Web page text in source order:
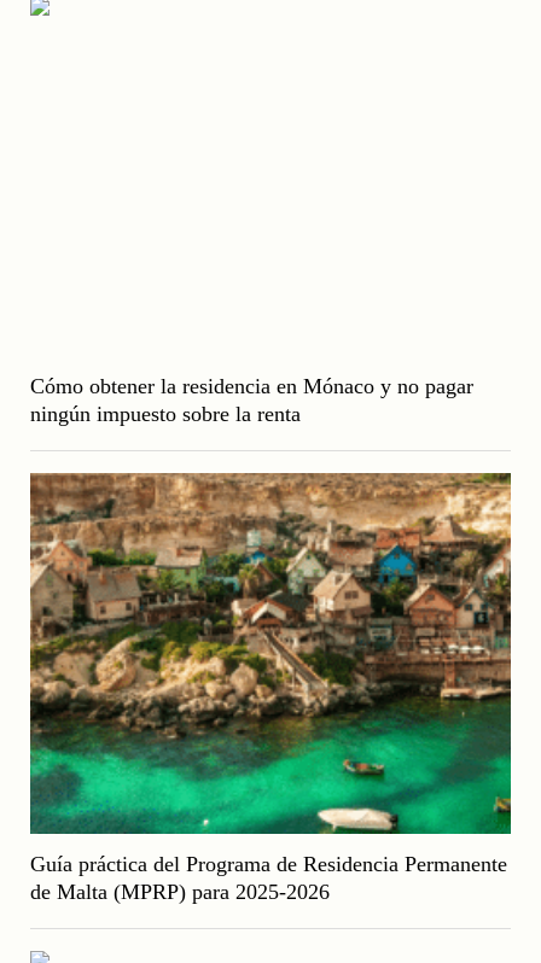
Cómo obtener la residencia en Mónaco y no pagar
ningún impuesto sobre la renta
Guía práctica del Programa de Residencia Permanente
de Malta (MPRP) para 2025-2026